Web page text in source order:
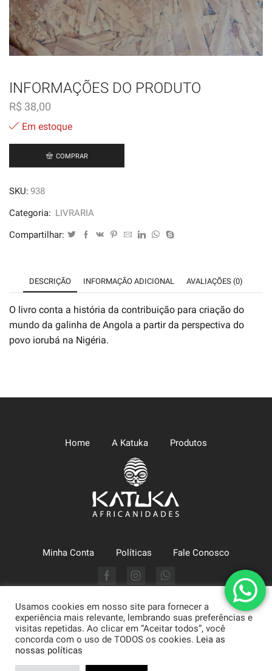
INFORMAÇÕES DO PRODUTO
R$ 38,00
Em estoque
COMPRAR
SKU: 938
Categoria: LIVRARIA
Compartilhar:
DESCRIÇÃO INFORMAÇÃO ADICIONAL AVALIAÇÕES (0)
O livro conta a história da contribuição para criação do
mundo da galinha de Angola a partir da perspectiva do
povo iorubá na Nigéria.
Home A Katuka Produtos
Minha Conta Políticas Fale Conosco
FacebookInstagramWhatsapp
Katuka Comércio LTDA (CNPJ: 09.630.494/0002-43) - Arte,
Moda e Literatura | Atendimento: 71 3322-1634. Praça da Sé, 1,
CEP: 40020-210 - Salvador/Ba.
©Loja desenvolvida por:
Usamos cookies em nosso site para fornecer a
experiência mais relevante, lembrando suas preferências e
visitas repetidas. Ao clicar em “Aceitar todos”, você
concorda com o uso de TODOS os cookies. Leia as
nossas políticas